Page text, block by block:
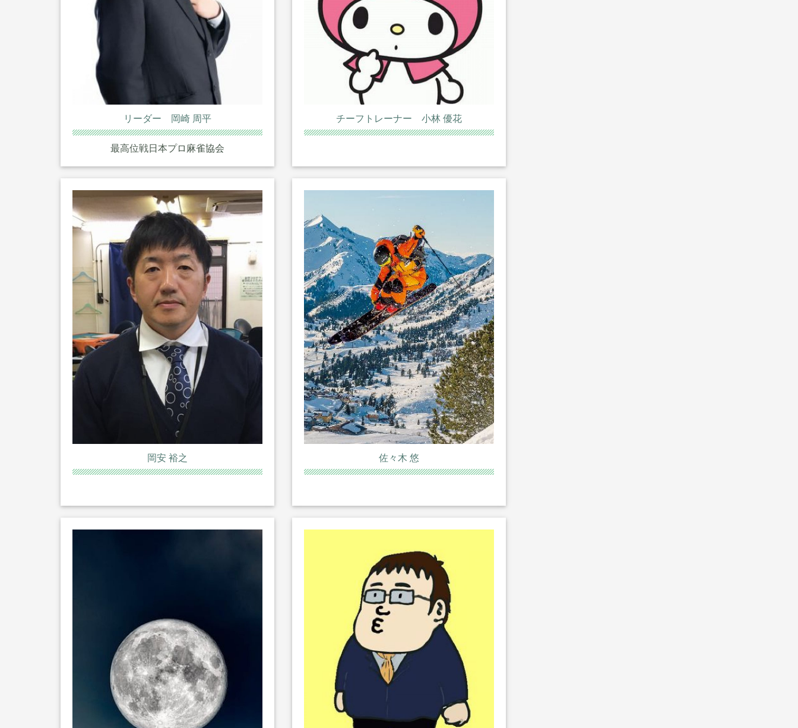
リーダー 岡崎 周平
最高位戦日本プロ麻雀協会
チーフトレーナー 小林 優花
岡安 裕之 佐々木 悠